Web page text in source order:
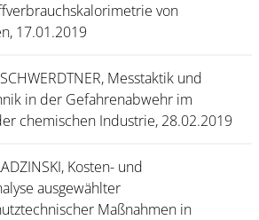
von
17.01.2019
Messtaktik und
in der Gefahrenabwehr im
chemischen Industrie, 28.02.2019
Kosten- und
ausgewählter
Maßnahmen in